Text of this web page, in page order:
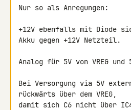
Nur so als Anregungen:
+12V ebenfalls mit Diode
Akku gegen +12V Netzteil.
Analog für 5V von VREG und
Bei Versorgung via 5V
rückwärts über dem VREG,
damit sich C6 nicht über